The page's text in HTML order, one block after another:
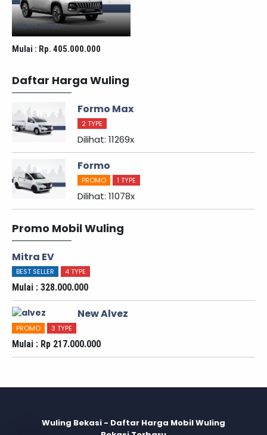
New Almaz
Mulai : Rp. 405.000.000
Daftar Harga Wuling
Formo Max
2 TYPE
Dilihat: 11269x
Formo
PROMO 1 TYPE
Dilihat: 11078x
Promo Mobil Wuling
Mitra EV
BEST SELLER 4 TYPE
Mulai : 328.000.000
New Alvez
PROMO 3 TYPE
Mulai : Rp 217.000.000
Wuling Bekasi - Daftar Harga Mobil Wuling